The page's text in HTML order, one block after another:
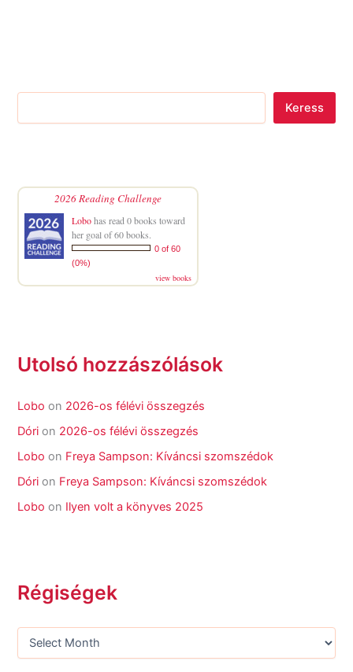
Keress
2026 Reading Challenge
Lobohas read 0 books toward
her goal of 60 books.
0 of 60
(0%)
view books
Utolsó hozzászólások
Lobo on 2026-os félévi összegzés
Dóri on 2026-os félévi összegzés
Lobo on Freya Sampson: Kíváncsi szomszédok
Dóri on Freya Sampson: Kíváncsi szomszédok
Lobo on Ilyen volt a könyves 2025
Régiségek